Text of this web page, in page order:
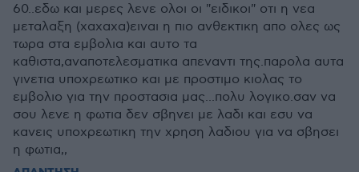
60..εδω και μερες λενε ολοι οι "ειδικοι" οτι η νεα
μεταλαξη (χαχαχα)ειναι η πιο ανθεκτικη απο ολες ως
τωρα στα εμβολια και αυτο τα
καθιστα,αναποτελεσματικα απεναντι της.παρολα αυτα
γινετια υποχρεωτικο και με προστιμο κιολας το
εμβολιο για την προστασια μας...πολυ λογικο.σαν να
σου λενε η φωτια δεν σβηνει με λαδι και εσυ να
κανεις υποχρεωτικη την χρηση λαδιου για να σβησει
η φωτια,,